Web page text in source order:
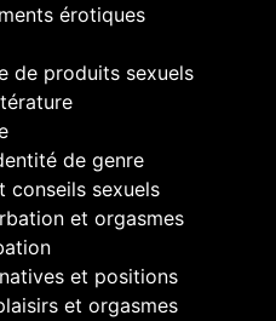
érotiques
de produits sexuels
de genre
conseils sexuels
et orgasmes
et positions
et orgasmes